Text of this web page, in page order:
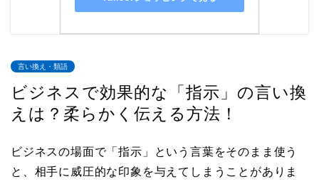
言い換え・類語
ビジネスで効果的な「指示」の言い換
えは？柔らかく伝える方法！
ビジネスの場面で「指示」という言葉をそのまま使う
と、相手に威圧的な印象を与えてしまうことがありま